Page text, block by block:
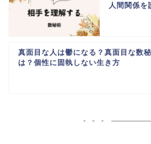
人間関係を
真面目な人は鬱になる？真面目な数秘
は？個性に固執しない生き方